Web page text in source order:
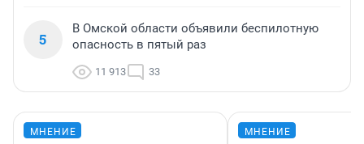
5
В Омской области объявили беспилотную
опасность в пятый раз
11 913 33
МНЕНИЕ МНЕНИЕ